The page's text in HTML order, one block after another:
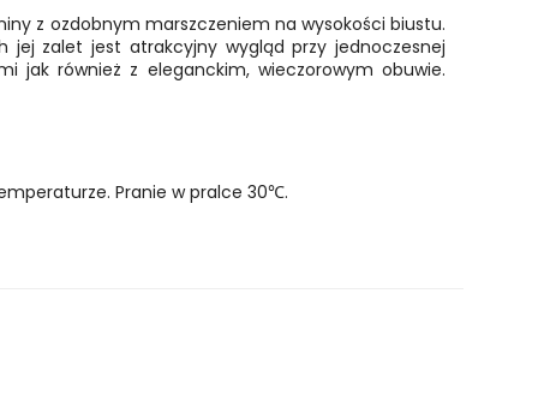
z ozdobnym marszczeniem na wysokości biustu.
jej zalet jest atrakcyjny wygląd przy jednoczesnej
jak również z eleganckim, wieczorowym obuwie.
Pranie w pralce 30℃.